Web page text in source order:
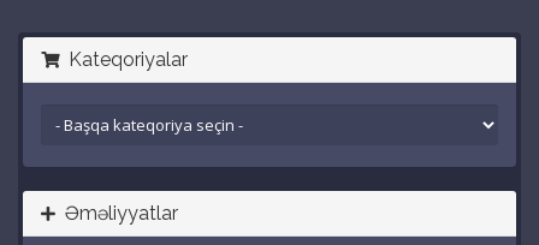
Kateqoriyalar
Əməliyyatlar